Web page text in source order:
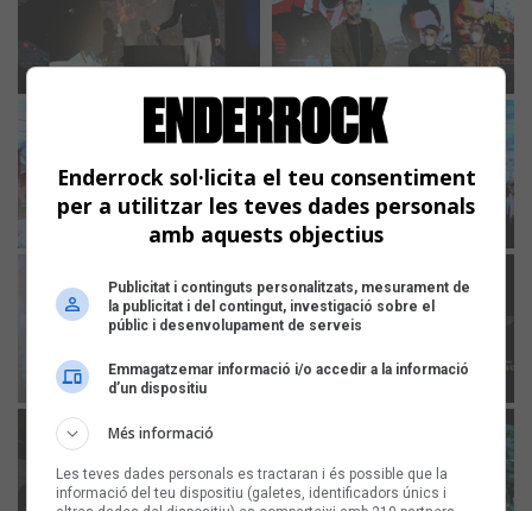
Enderrock sol·licita el teu consentiment
per a utilitzar les teves dades personals
amb aquests objectius
Publicitat i continguts personalitzats, mesurament de
la publicitat i del contingut, investigació sobre el
públic i desenvolupament de serveis
Emmagatzemar informació i/o accedir a la informació
d’un dispositiu
Més informació
Les teves dades personals es tractaran i és possible que la
informació del teu dispositiu (galetes, identificadors únics i